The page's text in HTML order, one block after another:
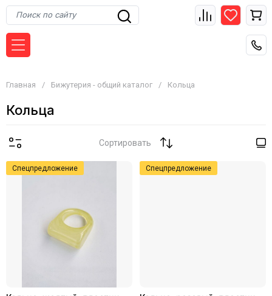
Главная / Бижутерия - общий каталог / Кольца
Кольца
Сортировать
Спецпредложение Спецпредложение